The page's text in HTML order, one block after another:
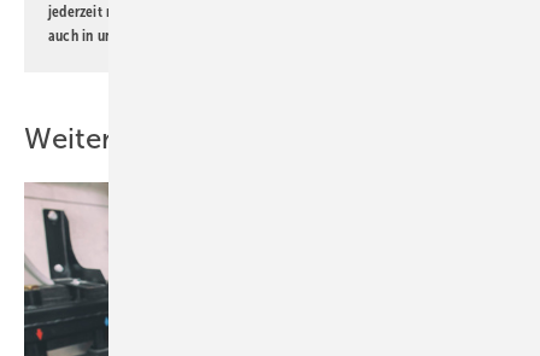
jederzeit möglich. Informationen zum Umgang mit Daten finden Sie
auch in unserer
Weitere Inhalte